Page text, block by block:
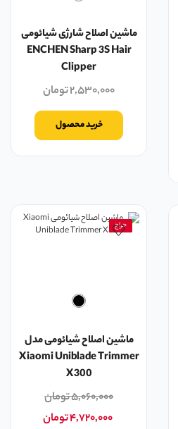
ماشین اصلاح شارژی شیائومی
ENCHEN Sharp 3S Hair
Clipper
۲,۵۳۰,۰۰۰تومان
خرید محصول
حراج
ماشین اصلاح شیائومی مدل
Xiaomi Uniblade Trimmer
X300
۵,۰۶۰,۰۰۰تومان
۴,۷۲۰,۰۰۰تومان